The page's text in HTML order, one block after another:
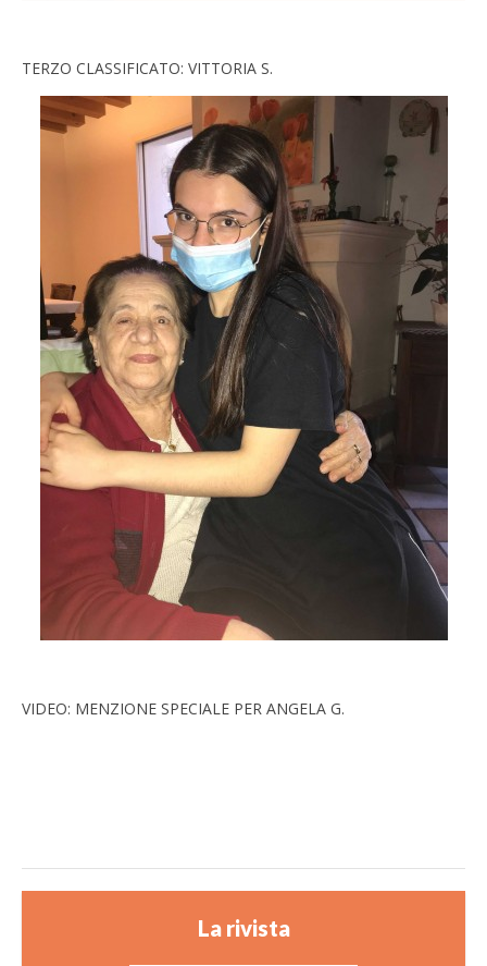
TERZO CLASSIFICATO: VITTORIA S.
VIDEO: MENZIONE SPECIALE PER ANGELA G.
La rivista